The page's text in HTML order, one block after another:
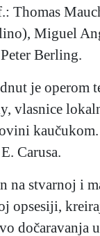
Thomas
Miguel
Berling.
je operom
vlasnice
Carusa.
na stvarnoj i
opsesiji,